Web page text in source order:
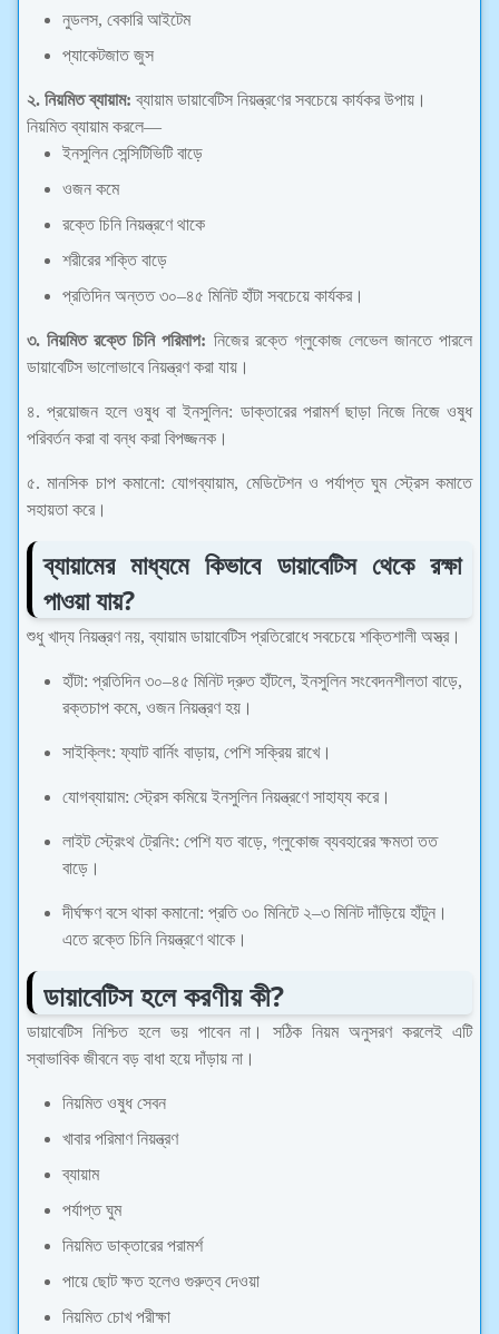
নুডলস, বেকারি আইটেম
প্যাকেটজাত জুস
২. নিয়মিত ব্যায়াম: ব্যায়াম ডায়াবেটিস নিয়ন্ত্রণের সবচেয়ে কার্যকর উপায়।
নিয়মিত ব্যায়াম করলে—
ইনসুলিন সেন্সিটিভিটি বাড়ে
ওজন কমে
রক্তে চিনি নিয়ন্ত্রণে থাকে
শরীরের শক্তি বাড়ে
প্রতিদিন অন্তত ৩০–৪৫ মিনিট হাঁটা সবচেয়ে কার্যকর।
৩. নিয়মিত রক্তে চিনি পরিমাপ: নিজের রক্তে গ্লুকোজ লেভেল জানতে পারলে
ডায়াবেটিস ভালোভাবে নিয়ন্ত্রণ করা যায়।
৪. প্রয়োজন হলে ওষুধ বা ইনসুলিন: ডাক্তারের পরামর্শ ছাড়া নিজে নিজে ওষুধ
পরিবর্তন করা বা বন্ধ করা বিপজ্জনক।
৫. মানসিক চাপ কমানো: যোগব্যায়াম, মেডিটেশন ও পর্যাপ্ত ঘুম স্ট্রেস কমাতে
সহায়তা করে।
ব্যায়ামের মাধ্যমে কিভাবে ডায়াবেটিস থেকে রক্ষা
পাওয়া যায়?
শুধু খাদ্য নিয়ন্ত্রণ নয়, ব্যায়াম ডায়াবেটিস প্রতিরোধে সবচেয়ে শক্তিশালী অস্ত্র।
হাঁটা: প্রতিদিন ৩০–৪৫ মিনিট দ্রুত হাঁটলে, ইনসুলিন সংবেদনশীলতা বাড়ে,
রক্তচাপ কমে, ওজন নিয়ন্ত্রণ হয়।
সাইক্লিং: ফ্যাট বার্নিং বাড়ায়, পেশি সক্রিয় রাখে।
যোগব্যায়াম: স্ট্রেস কমিয়ে ইনসুলিন নিয়ন্ত্রণে সাহায্য করে।
লাইট স্ট্রেংথ ট্রেনিং: পেশি যত বাড়ে, গ্লুকোজ ব্যবহারের ক্ষমতা তত
বাড়ে।
দীর্ঘক্ষণ বসে থাকা কমানো: প্রতি ৩০ মিনিটে ২–৩ মিনিট দাঁড়িয়ে হাঁটুন।
এতে রক্তে চিনি নিয়ন্ত্রণে থাকে।
ডায়াবেটিস হলে করণীয় কী?
ডায়াবেটিস নিশ্চিত হলে ভয় পাবেন না। সঠিক নিয়ম অনুসরণ করলেই এটি
স্বাভাবিক জীবনে বড় বাধা হয়ে দাঁড়ায় না।
নিয়মিত ওষুধ সেবন
খাবার পরিমাণ নিয়ন্ত্রণ
ব্যায়াম
পর্যাপ্ত ঘুম
নিয়মিত ডাক্তারের পরামর্শ
পায়ে ছোট ক্ষত হলেও গুরুত্ব দেওয়া
নিয়মিত চোখ পরীক্ষা